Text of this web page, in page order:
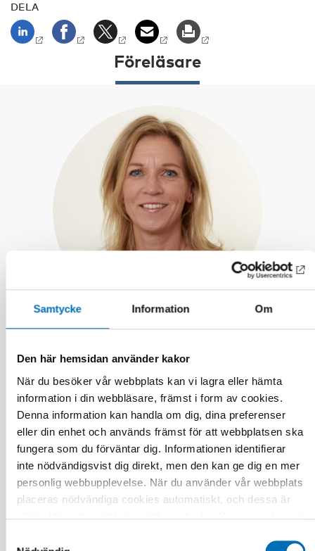
Samtycke Information Om
Den här hemsidan använder kakor
När du besöker vår webbplats kan vi lagra eller hämta
information i din webbläsare, främst i form av cookies.
Denna information kan handla om dig, dina preferenser
eller din enhet och används främst för att webbplatsen ska
fungera som du förväntar dig. Informationen identifierar
inte nödvändigsvist dig direkt, men den kan ge dig en mer
personlig webbupplevelse. När du använder vår webbplats
placeras nödvändiga cookies automatiskt, och dessa är
DELA
Föreläsare
Sveriges kommuner och regioner, SKR